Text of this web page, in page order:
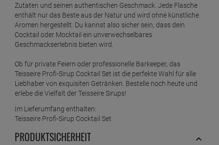
Zutaten und seinen authentischen Geschmack. Jede Flasche
enthält nur das Beste aus der Natur und wird ohne künstliche
Aromen hergestellt. Du kannst also sicher sein, dass dein
Cocktail oder Mocktail ein unverwechselbares
Geschmackserlebnis bieten wird.
Ob für private Feiern oder professionelle Barkeeper, das
Teisseire Profi-Sirup Cocktail Set ist die perfekte Wahl für alle
Liebhaber von exquisiten Getränken. Bestelle noch heute und
erlebe die Vielfalt der Teisseire Sirups!
Im Lieferumfang enthalten:
Teisseire Profi-Sirup Cocktail Set
PRODUKTSICHERHEIT